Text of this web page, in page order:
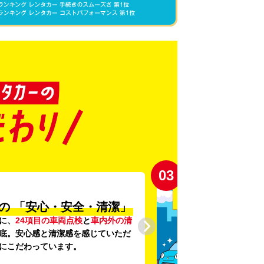
「安心・安全・清潔」
、 24項目の車両点検と車内外の清
。安心感と清潔感を感じていただ
こだわっています。
03